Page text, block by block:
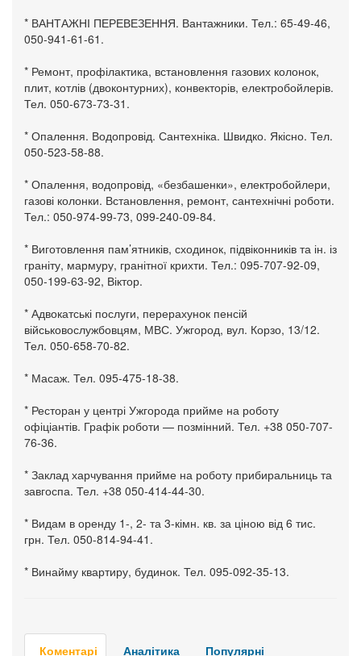
* ВАНТАЖНІ ПЕРЕВЕЗЕННЯ. Вантажники. Тел.: 65-49-46,
050-941-61-61.
* Ремонт, профілактика, встановлення газових колонок,
плит, котлів (двоконтурних), конвекторів, електробойлерів.
Тел. 050-673-73-31.
* Опалення. Водопровід. Сантехніка. Швидко. Якісно. Тел.
050-523-58-88.
* Опалення, водопровід, «безбашенки», електробойлери,
газові колонки. Встановлення, ремонт, сантехнічні роботи.
Тел.: 050-974-99-73, 099-240-09-84.
* Виготовлення пам’ятників, сходинок, підвіконників та ін. із
граніту, мармуру, гранітної крихти. Тел.: 095-707-92-09,
050-199-63-92, Віктор.
* Адвокатські послуги, перерахунок пенсій
військовослужбовцям, МВС. Ужгород, вул. Корзо, 13/12.
Тел. 050-658-70-82.
* Масаж. Тел. 095-475-18-38.
* Ресторан у центрі Ужгорода прийме на роботу
офіціантів. Графік роботи — позмінний. Тел. +38 050-707-
76-36.
* Заклад харчування прийме на роботу прибиральниць та
завгоспа. Тел. +38 050-414-44-30.
* Видам в оренду 1-, 2- та 3-кімн. кв. за ціною від 6 тис.
грн. Тел. 050-814-94-41.
* Винайму квартиру, будинок. Тел. 095-092-35-13.
Коментарі Аналітика Популярні